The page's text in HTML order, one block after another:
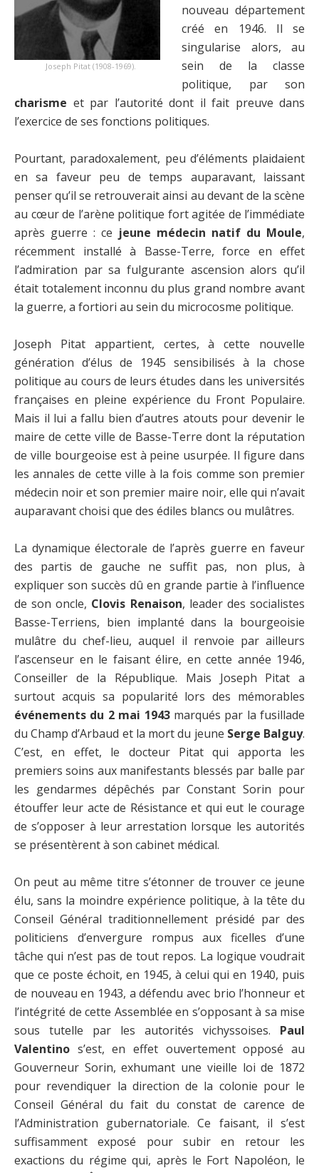
Joseph Pitat (1908-1969).
nouveau département
créé en 1946. Il se
singularise alors, au
sein de la classe
politique, par son
charisme et par l’autorité dont il fait preuve dans
l’exercice de ses fonctions politiques.
Pourtant, paradoxalement, peu d’éléments plaidaient
en sa faveur peu de temps auparavant, laissant
penser qu’il se retrouverait ainsi au devant de la scène
au cœur de l’arène politique fort agitée de l’immédiate
après guerre : ce jeune médecin natif du Moule,
récemment installé à Basse-Terre, force en effet
l’admiration par sa fulgurante ascension alors qu’il
était totalement inconnu du plus grand nombre avant
la guerre, a fortiori au sein du microcosme politique.
Joseph Pitat appartient, certes, à cette nouvelle
génération d’élus de 1945 sensibilisés à la chose
politique au cours de leurs études dans les universités
françaises en pleine expérience du Front Populaire.
Mais il lui a fallu bien d’autres atouts pour devenir le
maire de cette ville de Basse-Terre dont la réputation
de ville bourgeoise est à peine usurpée. Il figure dans
les annales de cette ville à la fois comme son premier
médecin noir et son premier maire noir, elle qui n’avait
auparavant choisi que des édiles blancs ou mulâtres.
La dynamique électorale de l’après guerre en faveur
des partis de gauche ne suffit pas, non plus, à
expliquer son succès dû en grande partie à l’influence
de son oncle, Clovis Renaison, leader des socialistes
Basse-Terriens, bien implanté dans la bourgeoisie
mulâtre du chef-lieu, auquel il renvoie par ailleurs
l’ascenseur en le faisant élire, en cette année 1946,
Conseiller de la République. Mais Joseph Pitat a
surtout acquis sa popularité lors des mémorables
événements du 2 mai 1943marqués par la fusillade
du Champ d’Arbaud et la mort du jeune Serge Balguy.
C’est, en effet, le docteur Pitat qui apporta les
premiers soins aux manifestants blessés par balle par
les gendarmes dépêchés par Constant Sorin pour
étouffer leur acte de Résistance et qui eut le courage
de s’opposer à leur arrestation lorsque les autorités
se présentèrent à son cabinet médical.
On peut au même titre s’étonner de trouver ce jeune
élu, sans la moindre expérience politique, à la tête du
Conseil Général traditionnellement présidé par des
politiciens d’envergure rompus aux ficelles d’une
tâche qui n’est pas de tout repos. La logique voudrait
que ce poste échoit, en 1945, à celui qui en 1940, puis
de nouveau en 1943, a défendu avec brio l’honneur et
l’intégrité de cette Assemblée en s’opposant à sa mise
sous tutelle par les autorités vichyssoises. Paul
Valentino s’est, en effet ouvertement opposé au
Gouverneur Sorin, exhumant une vieille loi de 1872
pour revendiquer la direction de la colonie pour le
Conseil Général du fait du constat de carence de
l’Administration gubernatoriale. Ce faisant, il s’est
suffisamment exposé pour subir en retour les
exactions du régime qui, après le Fort Napoléon, le